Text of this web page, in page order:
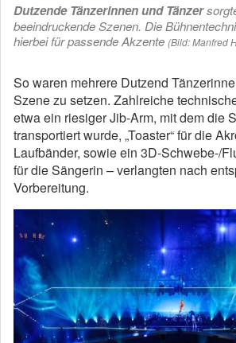
Dutzende Tänzerinnen und Tänzer
beeindruckende Szenen. Die
hierbei für passende Akzente (Bild: Manfred
So waren mehrere Dutzend
Szene zu setzen. Zahlreiche
etwa ein riesiger Jib-Arm, mit dem die
transportiert wurde, „Toaster“ für die
Laufbänder, sowie ein 3D-Schwebe-/
für die Sängerin – verlangten nach
Vorbereitung.